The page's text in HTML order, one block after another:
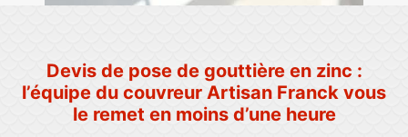
Devis de pose de gouttière en zinc :
l’équipe du couvreur Artisan Franck vous
le remet en moins d’une heure